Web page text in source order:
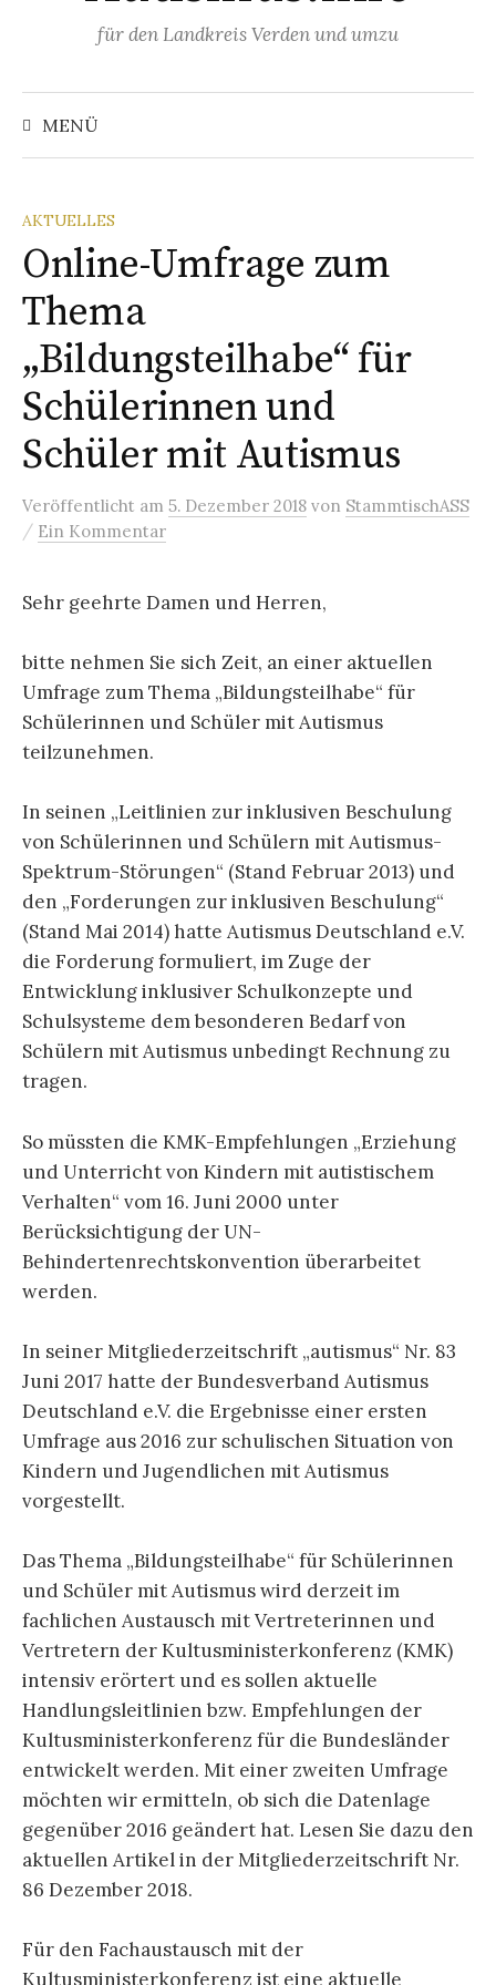
für den Landkreis Verden und umzu
MENÜ
Suchen
AKTUELLES
Online-Umfrage zum
Thema
„Bildungsteilhabe“ für
Schülerinnen und
Schüler mit Autismus
Veröffentlicht am 5. Dezember 2018 von StammtischASS
/ Ein Kommentar
Sehr geehrte Damen und Herren,
bitte nehmen Sie sich Zeit, an einer aktuellen
Umfrage zum Thema „Bildungsteilhabe“ für
Schülerinnen und Schüler mit Autismus
teilzunehmen.
In seinen „Leitlinien zur inklusiven Beschulung
von Schülerinnen und Schülern mit Autismus-
Spektrum-Störungen“ (Stand Februar 2013) und
den „Forderungen zur inklusiven Beschulung“
(Stand Mai 2014) hatte Autismus Deutschland e.V.
die Forderung formuliert, im Zuge der
Entwicklung inklusiver Schulkonzepte und
Schulsysteme dem besonderen Bedarf von
Schülern mit Autismus unbedingt Rechnung zu
tragen.
So müssten die KMK-Empfehlungen „Erziehung
und Unterricht von Kindern mit autistischem
Verhalten“ vom 16. Juni 2000 unter
Berücksichtigung der UN-
Behindertenrechtskonvention überarbeitet
werden.
In seiner Mitgliederzeitschrift „autismus“ Nr. 83
Juni 2017 hatte der Bundesverband Autismus
Deutschland e.V. die Ergebnisse einer ersten
Umfrage aus 2016 zur schulischen Situation von
Kindern und Jugendlichen mit Autismus
vorgestellt.
Das Thema „Bildungsteilhabe“ für Schülerinnen
und Schüler mit Autismus wird derzeit im
fachlichen Austausch mit Vertreterinnen und
Vertretern der Kultusministerkonferenz (KMK)
intensiv erörtert und es sollen aktuelle
Handlungsleitlinien bzw. Empfehlungen der
Kultusministerkonferenz für die Bundesländer
entwickelt werden. Mit einer zweiten Umfrage
möchten wir ermitteln, ob sich die Datenlage
gegenüber 2016 geändert hat. Lesen Sie dazu den
aktuellen Artikel in der Mitgliederzeitschrift Nr.
86 Dezember 2018.
Für den Fachaustausch mit der
Kultusministerkonferenz ist eine aktuelle